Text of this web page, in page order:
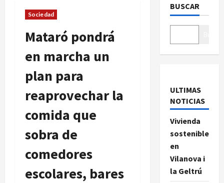
Sociedad
Mataró pondrá
en marcha un
plan para
reaprovechar la
comida que
sobra de
comedores
escolares, bares
BUSCAR
ULTIMAS
NOTICIAS
Vivienda
sostenible
en
Vilanova i
la Geltrú